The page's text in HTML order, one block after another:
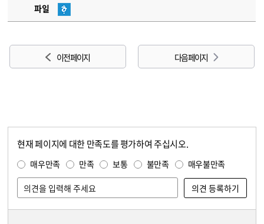
파일
이전 페이지 다음 페이지
현재 페이지에 대한 만족도를 평가하여 주십시오.
매우만족 만족 보통 불만족 매우불만족